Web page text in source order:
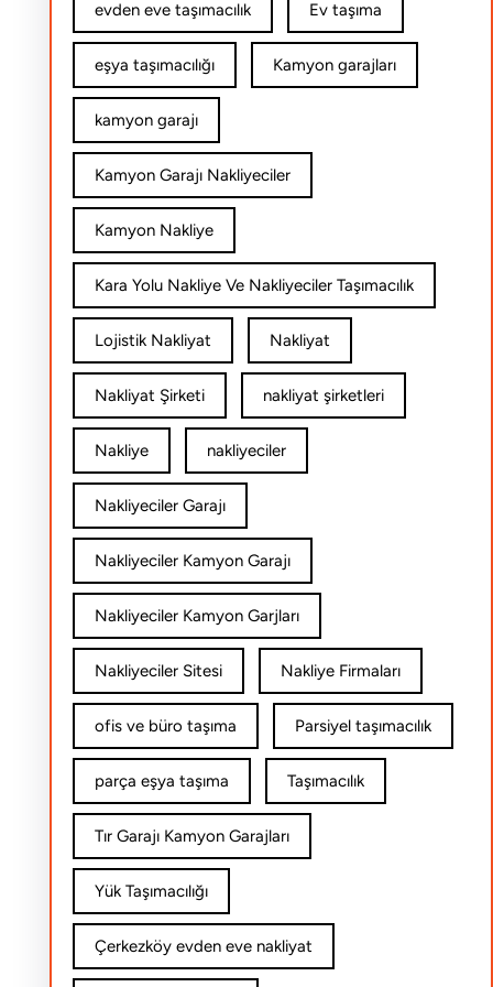
evden eve taşımacılık Ev taşıma
eşya taşımacılığı Kamyon garajları
kamyon garajı
Kamyon Garajı Nakliyeciler
Kamyon Nakliye
Kara Yolu Nakliye Ve Nakliyeciler Taşımacılık
Lojistik Nakliyat Nakliyat
Nakliyat Şirketi nakliyat şirketleri
Nakliye nakliyeciler
Nakliyeciler Garajı
Nakliyeciler Kamyon Garajı
Nakliyeciler Kamyon Garjları
Nakliyeciler Sitesi Nakliye Firmaları
ofis ve büro taşıma Parsiyel taşımacılık
parça eşya taşıma Taşımacılık
Tır Garajı Kamyon Garajları
Yük Taşımacılığı
Çerkezköy evden eve nakliyat